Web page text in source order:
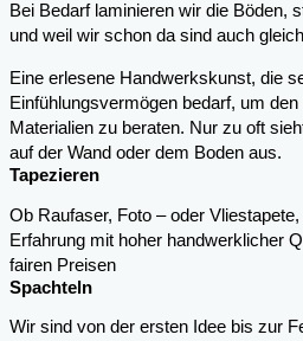
Bei Bedarf laminieren wir die Böden,
und weil wir schon da sind auch
Eine erlesene Handwerkskunst, die
Einfühlungsvermögen bedarf, um
Materialien zu beraten. Nur zu oft
auf der Wand oder dem Boden aus.
Tapezieren
Ob Raufaser, Foto – oder
Erfahrung mit hoher handwerklicher
fairen Preisen
Spachteln
Wir sind von der ersten Idee bis zur